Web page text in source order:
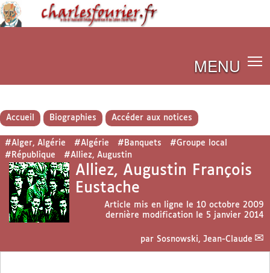
MENU
Accueil Biographies Accéder aux notices
#Alger, Algérie #Algérie #Banquets
#Groupe local
#République
#Alliez, Augustin
Alliez, Augustin François
Eustache
Article mis en ligne le 10 octobre 2009
dernière modification le 5 janvier 2014
par Sosnowski, Jean-Claude